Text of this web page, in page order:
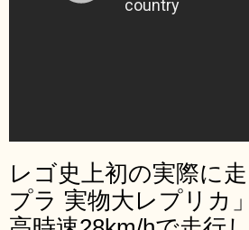
レゴ史上初の実際に
プラ 実物大レプリカ